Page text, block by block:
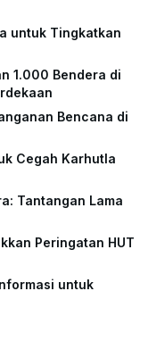
untuk Tingkatkan
1.000 Bendera di
Bencana di
Cegah Karhutla
Tantangan Lama
Peringatan HUT
untuk